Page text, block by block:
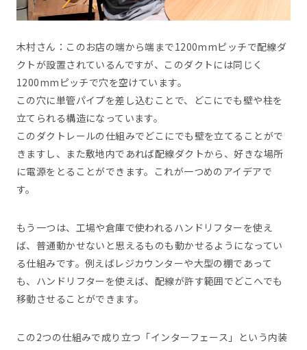
木村さん：このお店の端から端まで1200mmピッチで配線ダ
クトが設置されているんですが、このダクトには同じく
1200mmピッチで穴を空けています。
この穴に単管パイプを差し込むことで、どこにでも壁や柱を
立てられる構造になっています。
このダクトレールの仕組みでどこにでも壁を立てることがで
きますし、また敷地内であれば配線ダクトから、好きな場所
に電源をとることができます。これが一つめのアイデアで
す。
もう一つは、工場や倉庫で使われるハンドリフターを使え
ば、普通動かせないと思えるものも動かせるようになってい
る仕組みです。例えばレジカウンターや大型の棚であって
も、ハンドリフターを使えば、配線が許す範囲でどこへでも
移動させることができます。
この2つの仕組みで成り立つ「インターフェース」という内装